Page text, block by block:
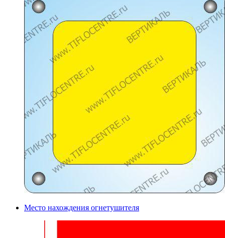
Место нахождения огнетушителя